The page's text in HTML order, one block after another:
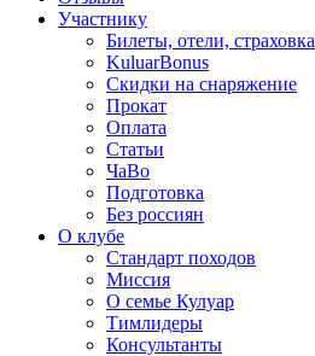
Участнику
Билеты, отели, страховка
KuluarBonus
Скидки на снаряжение
Прокат
Оплата
Статьи
ЧаВо
Подготовка
Без россиян
О клубе
Стандарт походов
Миссия
О семье Кулуар
Тимлидеры
Консультанты